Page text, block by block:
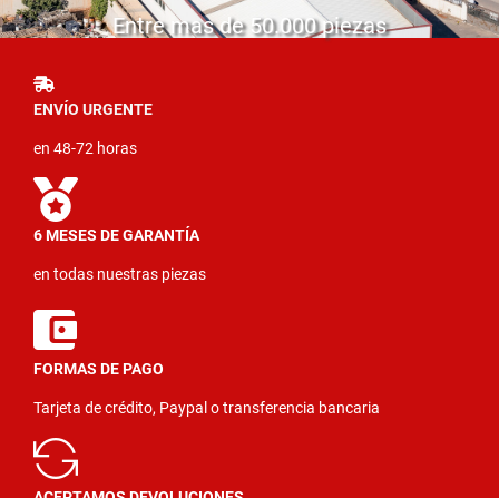
Entre mas de 50.000 piezas
ENVÍO URGENTE
en 48-72 horas
6 MESES DE GARANTÍA
en todas nuestras piezas
FORMAS DE PAGO
Tarjeta de crédito, Paypal o transferencia bancaria